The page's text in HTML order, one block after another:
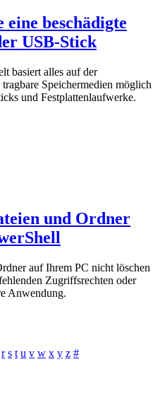
eine beschädigte
USB-Stick
basiert alles auf der
Speichermedien möglich
und Festplattenlaufwerke.
und Ordner
auf Ihrem PC nicht löschen
Zugriffsrechten oder
Anwendung.
r s t u v w x y z #